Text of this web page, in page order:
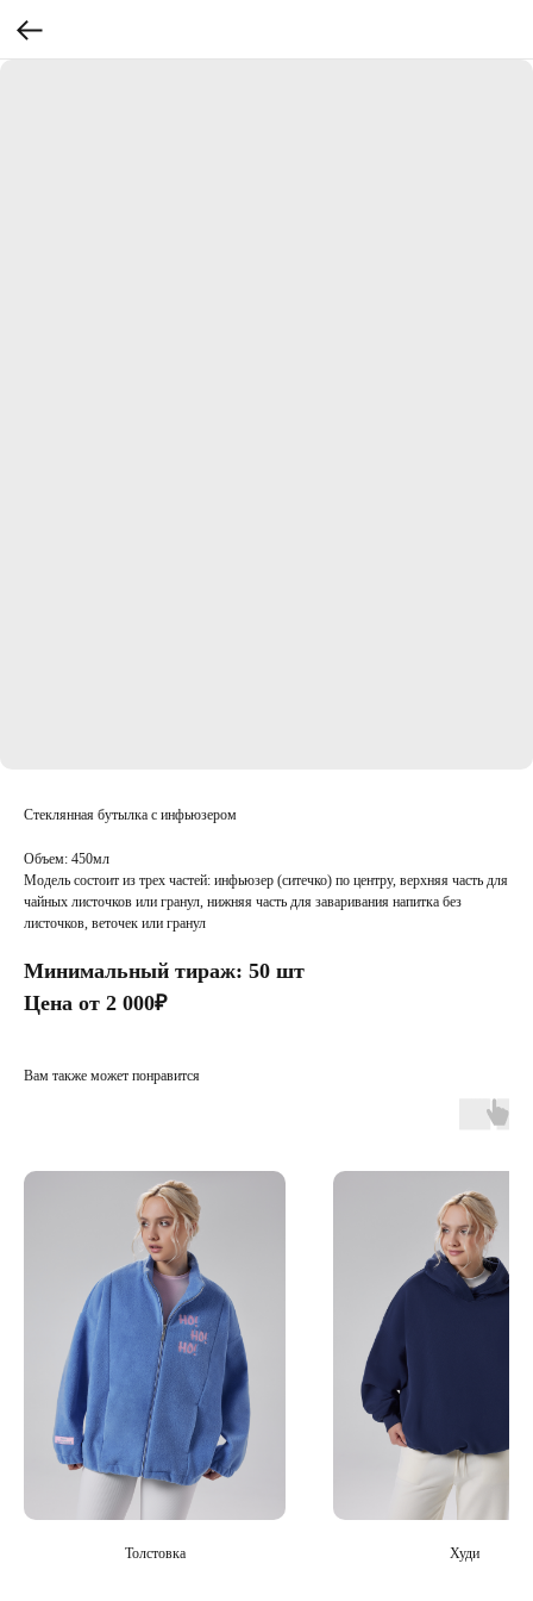
Стеклянная бутылка с инфьюзером
Объем: 450мл
Модель состоит из трех частей: инфьюзер (ситечко) по центру, верхняя часть для
чайных листочков или гранул, нижняя часть для заваривания напитка без
листочков, веточек или гранул
Минимальный тираж: 50 шт
Цена от 2 000₽
Вам также может понравится
Толстовка Худи